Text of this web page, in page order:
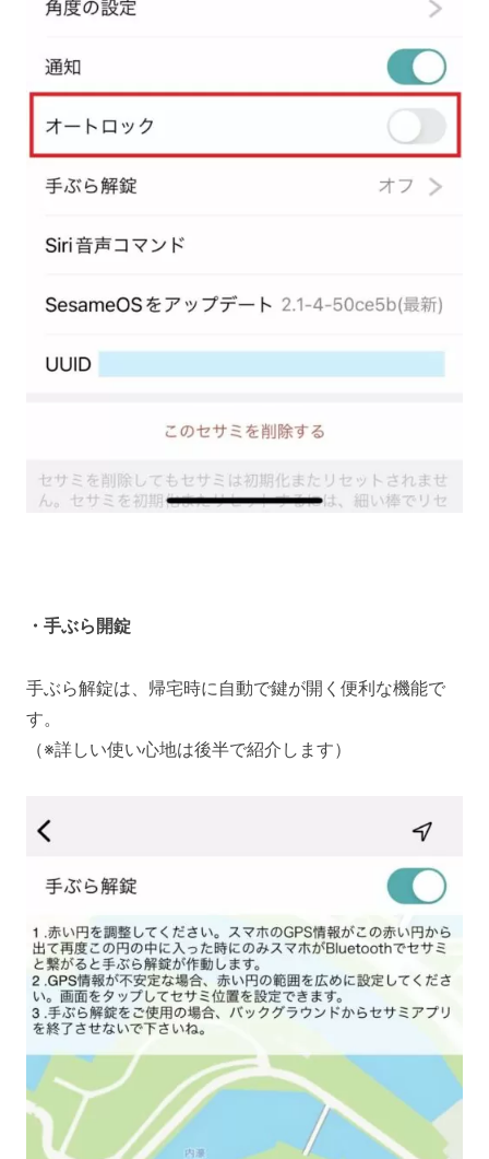
・手ぶら開錠
手ぶら解錠は、帰宅時に自動で鍵が開く便利な機能で
す。
（※詳しい使い心地は後半で紹介します）